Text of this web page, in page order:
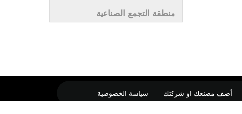
منطقة التجمع الصناعية
أضف مصنعك او شركتك سياسة الخصوصية